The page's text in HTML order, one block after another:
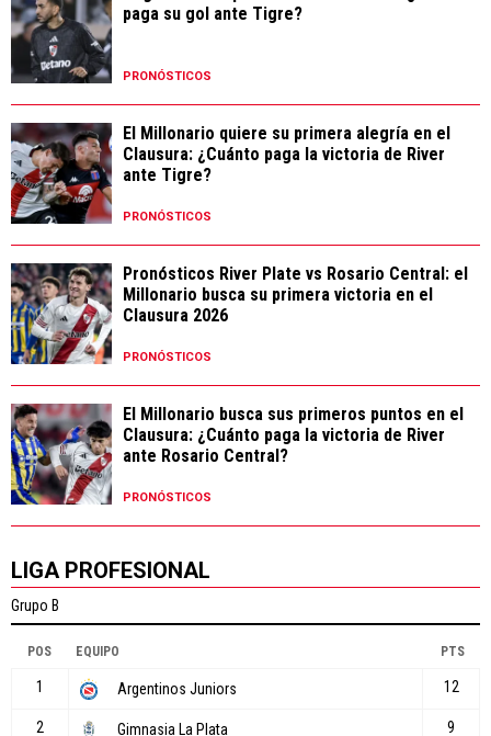
paga su gol ante Tigre?
PRONÓSTICOS
El Millonario quiere su primera alegría en el
Clausura: ¿Cuánto paga la victoria de River
ante Tigre?
PRONÓSTICOS
Pronósticos River Plate vs Rosario Central: el
Millonario busca su primera victoria en el
Clausura 2026
PRONÓSTICOS
El Millonario busca sus primeros puntos en el
Clausura: ¿Cuánto paga la victoria de River
ante Rosario Central?
PRONÓSTICOS
LIGA PROFESIONAL